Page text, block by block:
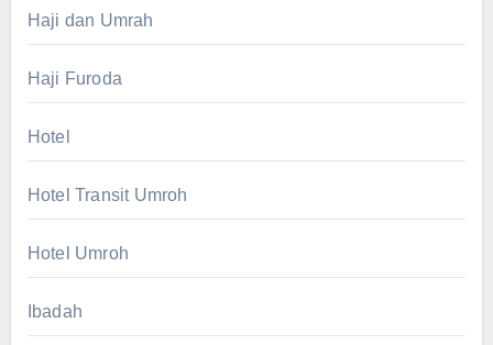
Haji dan Umrah
Haji Furoda
Hotel
Hotel Transit Umroh
Hotel Umroh
Ibadah